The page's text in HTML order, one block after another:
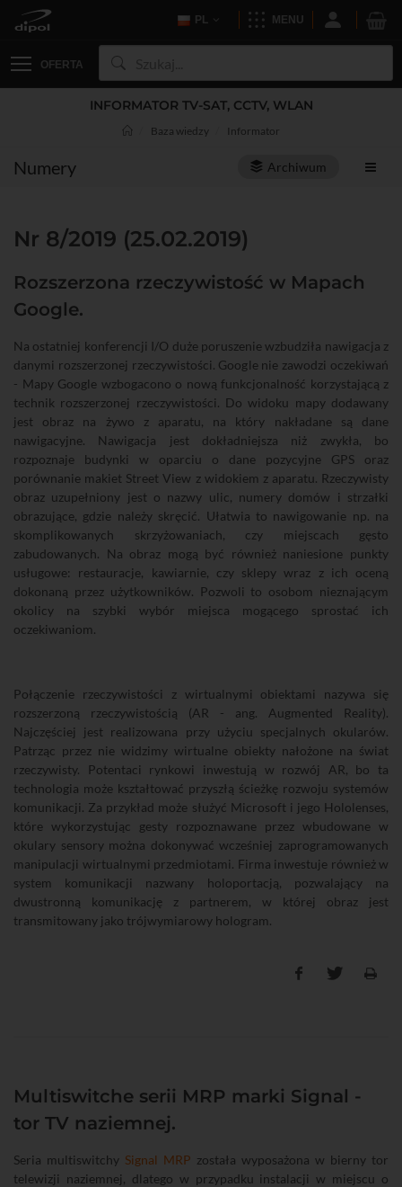
PL MENU
OFERTA
INFORMATOR TV-SAT, CCTV, WLAN
Baza wiedzy Informator
Numery Archiwum
Nr 8/2019 (25.02.2019)
Rozszerzona rzeczywistość w Mapach
Google.
Na ostatniej konferencji I/O duże poruszenie wzbudziła nawigacja z
danymi rozszerzonej rzeczywistości. Google nie zawodzi oczekiwań
- Mapy Google wzbogacono o nową funkcjonalność korzystającą z
technik rozszerzonej rzeczywistości. Do widoku mapy dodawany
jest obraz na żywo z aparatu, na który nakładane są dane
nawigacyjne. Nawigacja jest dokładniejsza niż zwykła, bo
rozpoznaje budynki w oparciu o dane pozycyjne GPS oraz
porównanie makiet Street View z widokiem z aparatu. Rzeczywisty
obraz uzupełniony jest o nazwy ulic, numery domów i strzałki
obrazujące, gdzie należy skręcić. Ułatwia to nawigowanie np. na
skomplikowanych skrzyżowaniach, czy miejscach gęsto
zabudowanych. Na obraz mogą być również naniesione punkty
usługowe: restauracje, kawiarnie, czy sklepy wraz z ich oceną
dokonaną przez użytkowników. Pozwoli to osobom nieznającym
okolicy na szybki wybór miejsca mogącego sprostać ich
oczekiwaniom.
Połączenie rzeczywistości z wirtualnymi obiektami nazywa się
rozszerzoną rzeczywistością (AR - ang. Augmented Reality).
Najczęściej jest realizowana przy użyciu specjalnych okularów.
Patrząc przez nie widzimy wirtualne obiekty nałożone na świat
rzeczywisty. Potentaci rynkowi inwestują w rozwój AR, bo ta
technologia może kształtować przyszłą ścieżkę rozwoju systemów
komunikacji. Za przykład może służyć Microsoft i jego Hololenses,
które wykorzystując gesty rozpoznawane przez wbudowane w
okulary sensory można dokonywać wcześniej zaprogramowanych
manipulacji wirtualnymi przedmiotami. Firma inwestuje również w
system komunikacji nazwany holoportacją, pozwalający na
dwustronną komunikację z partnerem, w której obraz jest
transmitowany jako trójwymiarowy hologram.
Multiswitche serii MRP marki Signal -
tor TV naziemnej.
Seria multiswitchy Signal MRP została wyposażona w bierny tor
telewizji naziemnej, dlatego w przypadku instalacji w miejscu o